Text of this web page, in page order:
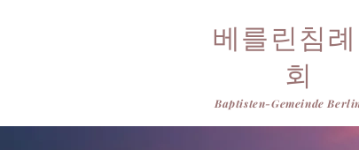
베를린침
회
Baptisten-Gemeinde